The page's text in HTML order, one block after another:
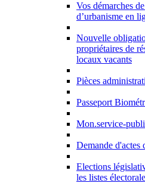
Vos démarches
d’urbanisme en
Nouvelle
propriétaires de
locaux vacants
Pièces
Passeport
Mon.service-
Demande d'actes
Elections
les listes